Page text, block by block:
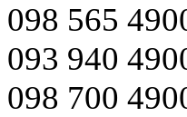
098 565
093 940
098 700